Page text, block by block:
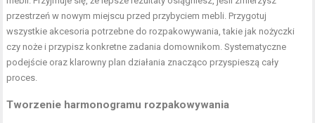
przestrzeń w nowym miejscu przed przybyciem mebli. Przygotuj
wszystkie akcesoria potrzebne do rozpakowywania, takie jak nożyczki
czy noże i przypisz konkretne zadania domownikom. Systematyczne
podejście oraz klarowny plan działania znacząco przyspieszą cały
proces.
Tworzenie harmonogramu rozpakowywania